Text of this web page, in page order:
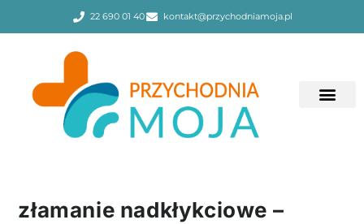
22 690 01 40 kontakt@przychodniamoja.pl
złamanie nadkłykciowe –